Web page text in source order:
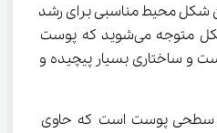
شکل محیط مناسبی برای رشد
باکتری‌ها نیست. به این شکل متوجه می‌شوید که پوست
و ساختاری بسیار پیچیده و
سطحی پوست است که حاوی